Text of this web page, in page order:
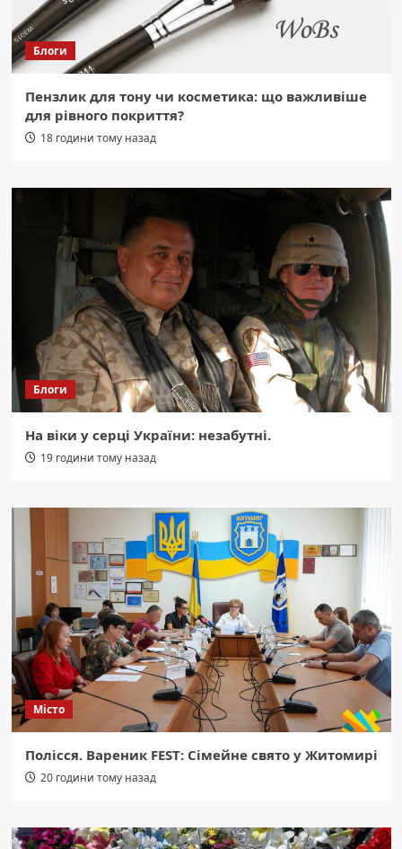
Блоги
Пензлик для тону чи косметика: що важливіше
для рівного покриття?
18 години тому назад
Блоги
На віки у серці України: незабутні.
19 години тому назад
Місто
Полісся. Вареник FEST: Сімейне свято у Житомирі
20 години тому назад